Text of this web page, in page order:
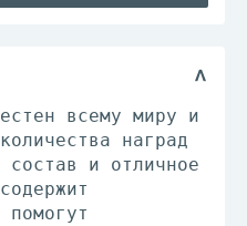
всему миру и
наград
состав и отличное
помогут